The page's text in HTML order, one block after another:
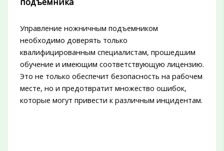
Управление ножничным подъемником
необходимо доверять только
квалифицированным специалистам, прошедшим
обучение и имеющим соответствующую лицензию.
Это не только обеспечит безопасность на рабочем
месте, но и предотвратит множество ошибок,
которые могут привести к различным инцидентам.